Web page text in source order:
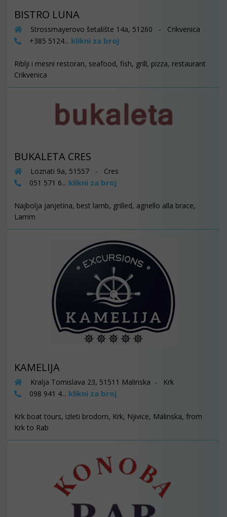
BISTRO LUNA
Strossmayerovo šetalište 14a, 51260 - Crikvenica
+385 5124... klikni za broj
Riblji i mesni restoran, seafood, fish, grill, pizza, restaurant
Crikvenica
BUKALETA CRES
Loznati 9a, 51557 - Cres
051 571 6... klikni za broj
Najbolja janjetina, best lamb, grilled, agnello alla brace,
Lamm
KAMELIJA
Kralja Tomislava 23, 51511 Malinska - Krk
098 941 4... klikni za broj
Krk boat tours, izleti brodom, Krk, Njivice, Malinska, from
Krk to Rab